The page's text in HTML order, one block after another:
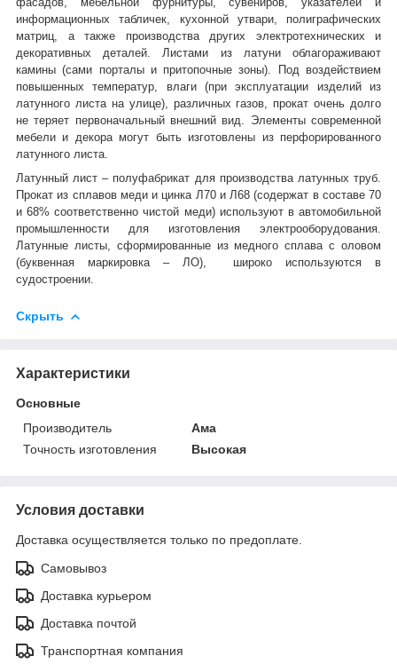
информационных табличек, кухонной утвари, полиграфических
матриц, а также производства других электротехнических и
декоративных деталей. Листами из латуни облагораживают
камины (сами порталы и притопочные зоны). Под воздействием
повышенных температур, влаги (при эксплуатации изделий из
латунного листа на улице), различных газов, прокат очень долго
не теряет первоначальный внешний вид. Элементы современной
мебели и декора могут быть изготовлены из перфорированного
латунного листа.
Латунный лист – полуфабрикат для производства латунных труб.
Прокат из сплавов меди и цинка Л70 и Л68 (содержат в составе 70
и 68% соответственно чистой меди) используют в автомобильной
промышленности для изготовления электрооборудования.
Латунные листы, сформированные из медного сплава с оловом
(буквенная маркировка – ЛО), широко используются в
судостроении.
Скрыть
Характеристики
Основные
Производитель
Ама
Точность изготовления
Высокая
Условия доставки
Доставка осуществляется только по предоплате.
Самовывоз
Доставка курьером
Доставка почтой
Транспортная компания